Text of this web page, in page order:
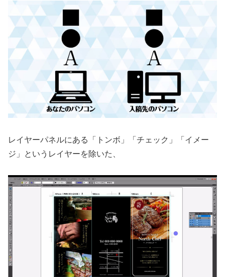
レイヤーパネルにある「トンボ」「チェック」「イメー
ジ」というレイヤーを除いた、